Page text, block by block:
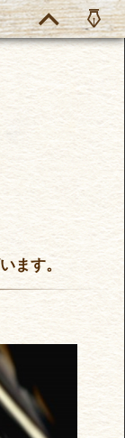
ます。